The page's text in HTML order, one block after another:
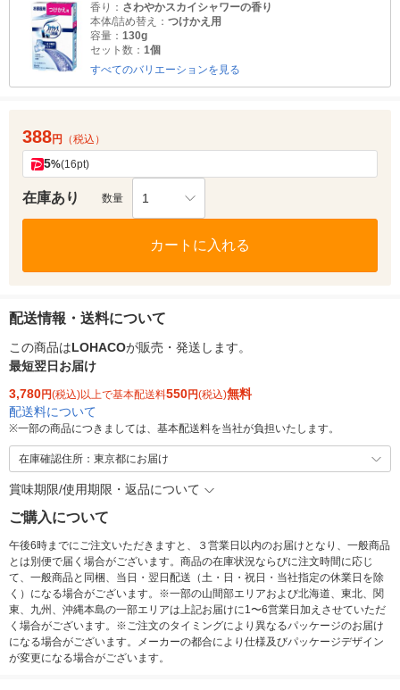
香り： さわやかスカイシャワーの香り
本体/詰め替え： つけかえ用
容量： 130g
セット数： 1個
すべてのバリエーションを見る
388円 （税込）
5%(16pt)
在庫あり 数量 1
カートに入れる
配送情報・送料について
この商品はLOHACOが販売・発送します。
最短翌日お届け
3,780円(税込)以上で基本配送料550円(税込)無料
配送料について
※一部の商品につきましては、基本配送料を当社が負担いたします。
在庫確認住所：東京都にお届け
賞味期限/使用期限・返品について
ご購入について
午後6時までにご注文いただきますと、３営業日以内のお届けとなり、一般商品
とは別便で届く場合がございます。商品の在庫状況ならびに注文時間に応じ
て、一般商品と同梱、当日・翌日配送（土・日・祝日・当社指定の休業日を除
く）になる場合がございます。※一部の山間部エリアおよび北海道、東北、関
東、九州、沖縄本島の一部エリアは上記お届けに1〜6営業日加えさせていただ
く場合がございます。※ご注文のタイミングにより異なるパッケージのお届け
になる場合がございます。メーカーの都合により仕様及びパッケージデザイン
が変更になる場合がございます。